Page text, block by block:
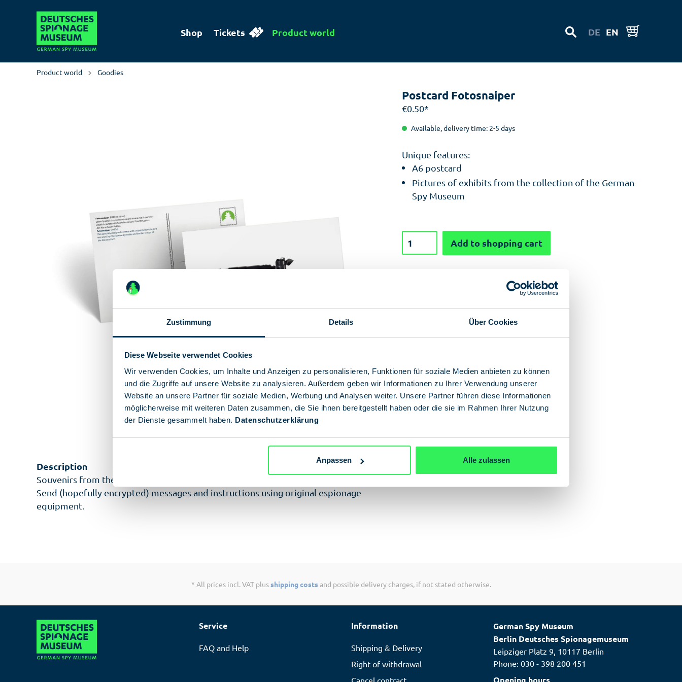
Zustimmung Details Über Cookies
Diese Webseite verwendet Cookies
Wir verwenden Cookies, um Inhalte und Anzeigen zu personalisieren, Funktionen für soziale Medien anbieten zu können
und die Zugriffe auf unsere Website zu analysieren. Außerdem geben wir Informationen zu Ihrer Verwendung unserer
Website an unsere Partner für soziale Medien, Werbung und Analysen weiter. Unsere Partner führen diese Informationen
möglicherweise mit weiteren Daten zusammen, die Sie ihnen bereitgestellt haben oder die sie im Rahmen Ihrer Nutzung
der Dienste gesammelt haben. Datenschutzerklärung
Anpassen Alle zulassen
Shop Tickets Product world DE EN
Product world Goodies
Postcard Fotosnaiper
€0.50*
Available, delivery time: 2-5 days
Unique features:
A6 postcard
Pictures of exhibits from the collection of the German
Spy Museum
Add to shopping cart
Description
Souvenirs from the shadowy world of espionage.
Send (hopefully encrypted) messages and instructions using original espionage
equipment.
* All prices incl. VAT plusshipping costs and possible delivery charges, if not stated otherwise.
Service
FAQ and Help
Information
Shipping & Delivery
Right of withdrawal
Cancel contract
German Spy Museum
Berlin Deutsches Spionagemuseum
Leipziger Platz 9, 10117 Berlin
Phone: 030 - 398 200 451
Opening hours